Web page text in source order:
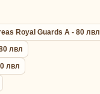
Royal Guards A - 80 лвл
лвл
лвл